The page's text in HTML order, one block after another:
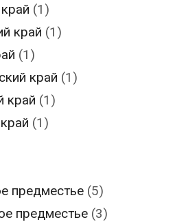
(1)
край (1)
(1)
край (1)
край (1)
(1)
предместье (5)
предместье (3)